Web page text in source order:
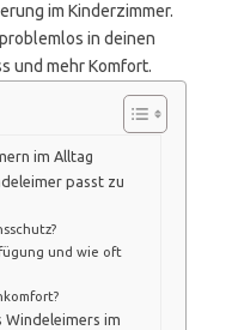
im Kinderzimmer.
in deinen
und mehr Komfort.
im Alltag
passt zu
und wie oft
Windeleimers im